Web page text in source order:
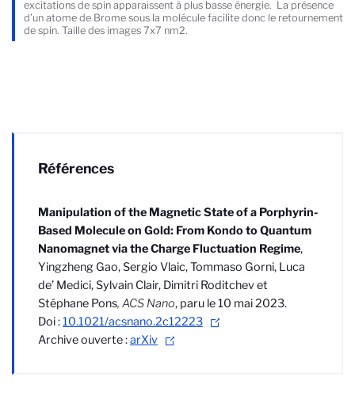
excitations de spin apparaissent à plus basse énergie. La présence
d’un atome de Brome sous la molécule facilite donc le retournement
de spin. Taille des images 7x7 nm2.
Références
Manipulation of the Magnetic State of a Porphyrin-
Based Molecule on Gold: From Kondo to Quantum
Nanomagnet via the Charge Fluctuation Regime,
Yingzheng Gao, Sergio Vlaic, Tommaso Gorni, Luca
de’ Medici, Sylvain Clair, Dimitri Roditchev et
Stéphane Pons, ACS Nano, paru le 10 mai 2023.
Doi :10.1021/acsnano.2c12223
Archive ouverte :arXiv